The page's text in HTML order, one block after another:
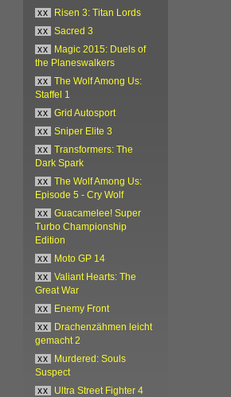
xx
Risen 3: Titan Lords
xx
Sacred 3
xx
Magic 2015: Duels of
the Planeswalkers
xx
The Wolf Among Us:
Staffel 1
xx
Grid Autosport
xx
Sniper Elite 3
xx
Transformers: The
Dark Spark
xx
The Wolf Among Us:
Episode 5 - Cry Wolf
xx
Guacamelee! Super
Turbo Championship
Edition
xx
Moto GP 14
xx
Valiant Hearts: The
Great War
xx
Enemy Front
xx
Drachenzähmen leicht
gemacht 2
xx
Murdered: Souls
Suspect
xx
Ultra Street Fighter 4